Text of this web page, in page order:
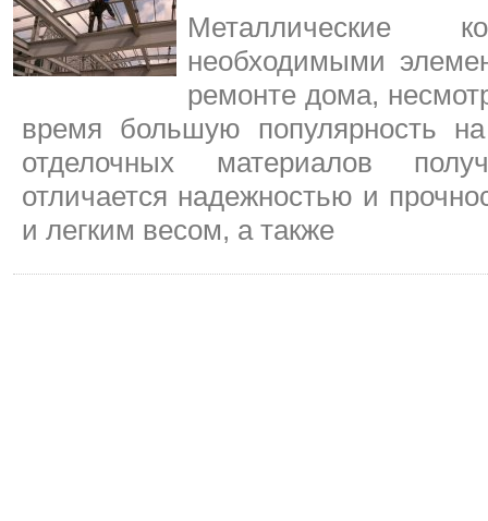
Металлические
необходимыми
ремонте дома,
время большую популярность
отделочных материалов
отличается надежностью и
и легким весом, а также